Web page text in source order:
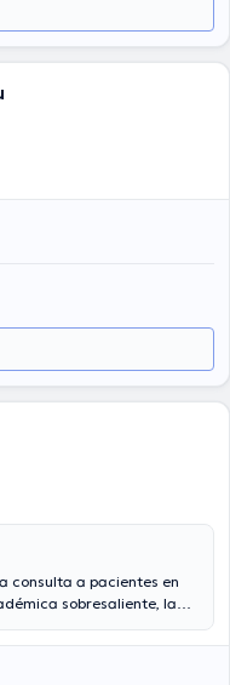
consulta a pacientes en
sobresaliente, la
experiencia laboral en